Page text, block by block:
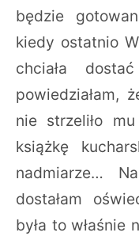
będzie
kiedy ostatnio
chciała
powiedziałam,
nie strzeliło
książkę
nadmiarze…
dostałam
była to właśnie